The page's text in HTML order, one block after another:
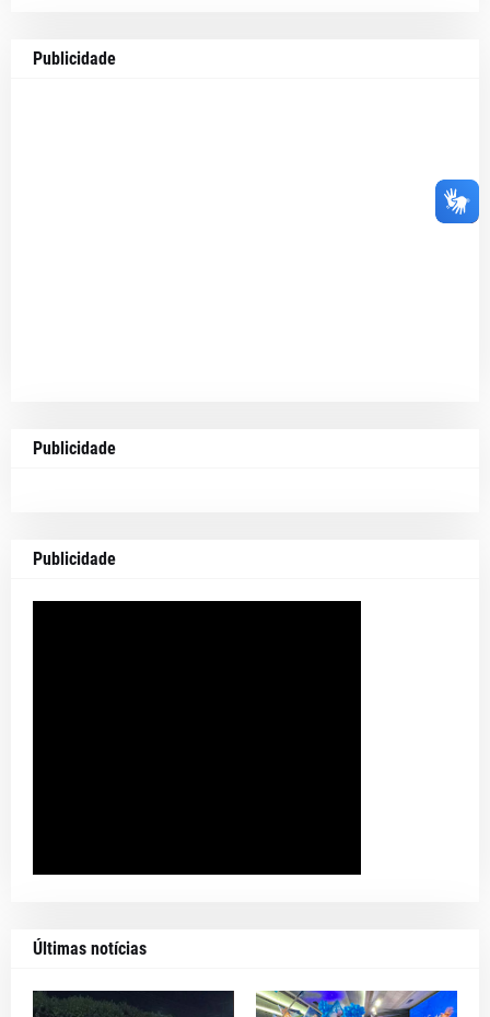
Publicidade
Publicidade
Publicidade
Últimas notícias